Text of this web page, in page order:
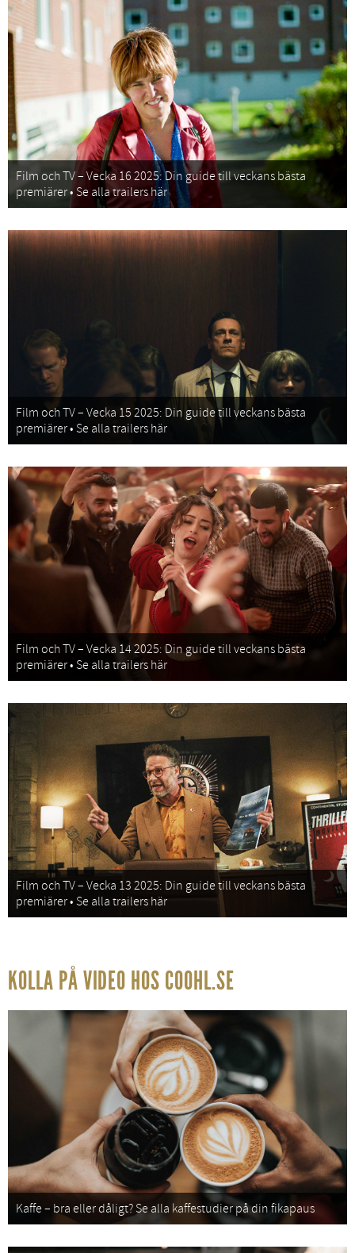
Film och TV – Vecka 16 2025: Din guide till veckans bästa
premiärer • Se alla trailers här
Film och TV – Vecka 15 2025: Din guide till veckans bästa
premiärer • Se alla trailers här
Film och TV – Vecka 14 2025: Din guide till veckans bästa
premiärer • Se alla trailers här
Film och TV – Vecka 13 2025: Din guide till veckans bästa
premiärer • Se alla trailers här
KOLLA PÅ VIDEO HOS COOHL.SE
Kaffe – bra eller dåligt? Se alla kaffestudier på din fikapaus